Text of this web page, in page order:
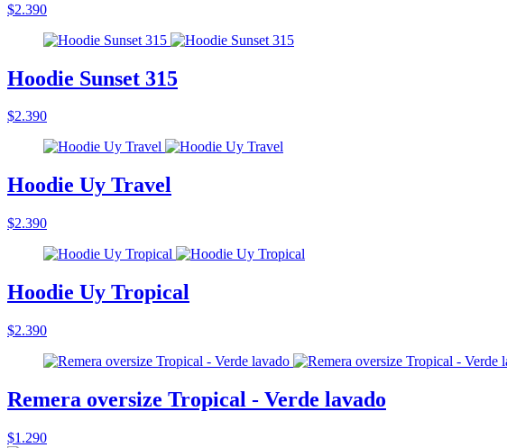
$2.390
Hoodie Sunset 315
$2.390
Hoodie Uy Travel
$2.390
Hoodie Uy Tropical
$2.390
Remera oversize Tropical - Verde lavado
$1.290